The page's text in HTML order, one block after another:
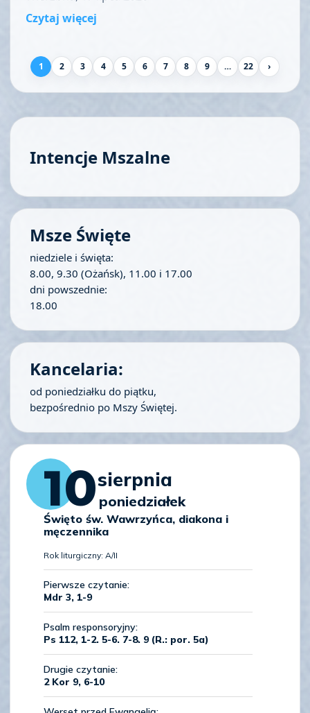
Czytaj więcej
1 2 3 4 5 6 7 8 9 … 22 ›
Intencje Mszalne
Msze Święte
niedziele i święta:
8.00, 9.30 (Ożańsk), 11.00 i 17.00
dni powszednie:
18.00
Kancelaria:
od poniedziałku do piątku,
bezpośrednio po Mszy Świętej.